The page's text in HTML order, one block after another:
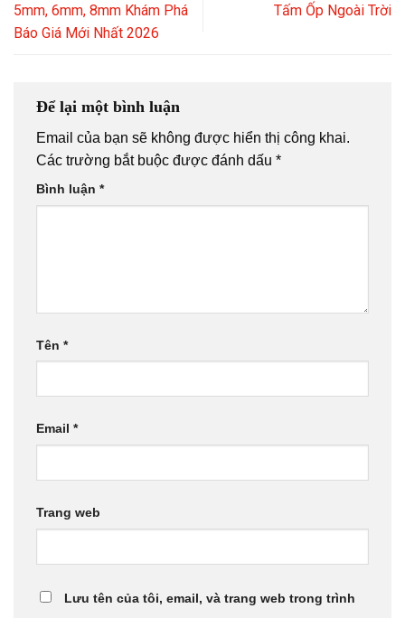
5mm, 6mm, 8mm Khám Phá
Báo Giá Mới Nhất 2026
Tấm Ốp Ngoài Trời
Để lại một bình luận
Email của bạn sẽ không được hiển thị công khai.
Các trường bắt buộc được đánh dấu *
Bình luận *
Tên *
Email *
Trang web
Lưu tên của tôi, email, và trang web trong trình